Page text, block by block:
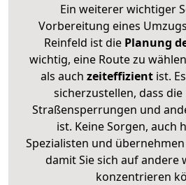
Ein weiterer wichtiger
Vorbereitung eines
Reinfeld ist diePlanung
wichtig, eine Route zu
als auch zeiteffizientist.
sicherzustellen, dass
Straßensperrungen und
ist. Keine Sorgen, auch
Spezialisten und
damit Sie sich auf andere
konzentrieren